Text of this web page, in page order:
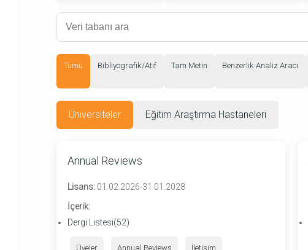
Tümü Bibliyografik/Atıf Tam Metin Benzerlik Analiz Aracı
Üniversiteler Eğitim Araştırma Hastaneleri
Annual Reviews
Lisans: 01.02.2026-31.01.2028
İçerik:
Dergi Listesi(52)
Üyeler Annual Reviews İletişim